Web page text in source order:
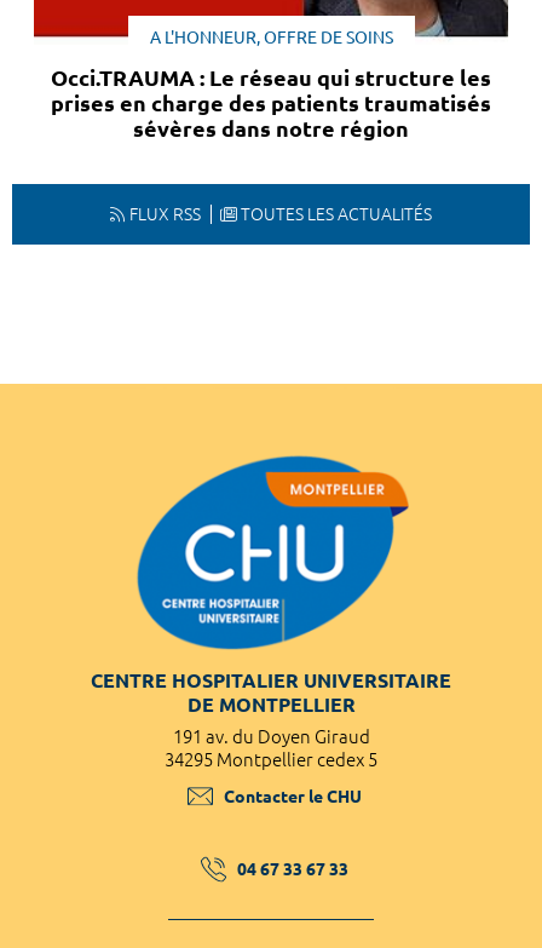
A L'HONNEUR, OFFRE DE SOINS
Occi.TRAUMA : Le réseau qui structure les
prises en charge des patients traumatisés
sévères dans notre région
FLUX RSS TOUTES LES ACTUALITÉS
CENTRE HOSPITALIER UNIVERSITAIRE
DE MONTPELLIER
191 av. du Doyen Giraud
34295 Montpellier cedex 5
Contacter le CHU
04 67 33 67 33